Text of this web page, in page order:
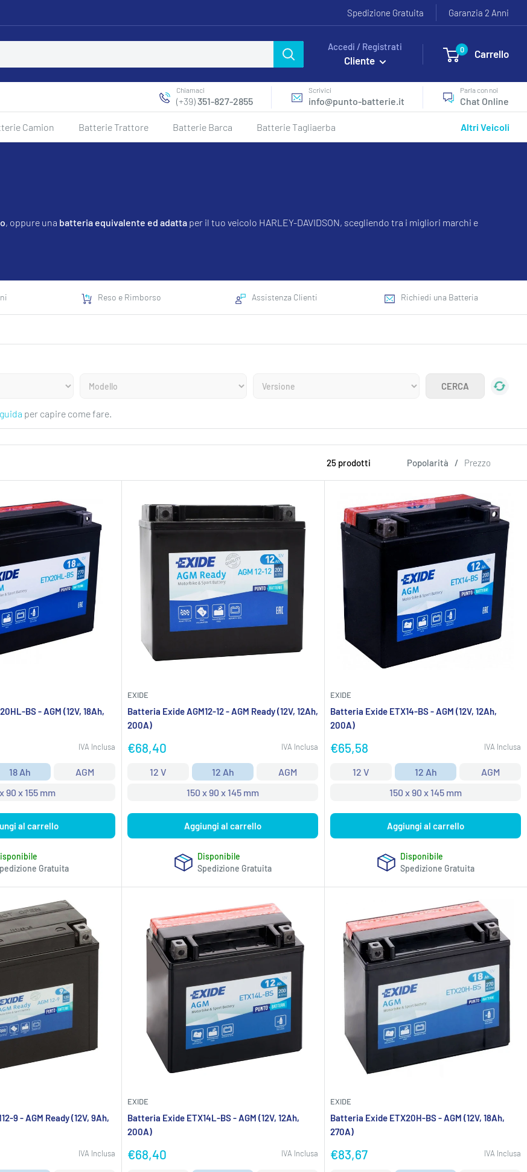
Spedizione Gratuita Garanzia 2 Anni
Accedi / Registrati
Cliente
0 Carrello
Chiamaci
(+39)351-827-2855
Scrivici
info@punto-batterie.it
Parla con noi
Chat Online
Camion Batterie Trattore Batterie Barca Batterie Tagliaerba Altri Veicoli
, oppure una batteria equivalente ed adatta per il tuo veicolo HARLEY-DAVIDSON, scegliendo tra i migliori marchi e
Reso e Rimborso Assistenza Clienti Richiedi una Batteria
per capire come fare.
25 prodotti Popolarità / Prezzo
BS - AGM (12V, 18Ah,
IVA Inclusa
18 Ah
AGM
90 x 155 mm
al carrello
Gratuita
EXIDE
Batteria Exide AGM12-12 - AGM Ready (12V, 12Ah,
200A)
Prezzo
€68,40 IVA Inclusa
12 Ah
12 V
AGM
150 x 90 x 145 mm
Aggiungi al carrello
Disponibile
Spedizione Gratuita
EXIDE
Batteria Exide ETX14-BS - AGM (12V, 12Ah,
200A)
Prezzo
€65,58 IVA Inclusa
12 Ah
12 V
AGM
150 x 90 x 145 mm
Aggiungi al carrello
Disponibile
Spedizione Gratuita
9 - AGM Ready (12V, 9Ah,
IVA Inclusa
EXIDE
Batteria Exide ETX14L-BS - AGM (12V, 12Ah,
200A)
Prezzo
€68,40 IVA Inclusa
EXIDE
Batteria Exide ETX20H-BS - AGM (12V, 18Ah,
270A)
Prezzo
€83,67 IVA Inclusa